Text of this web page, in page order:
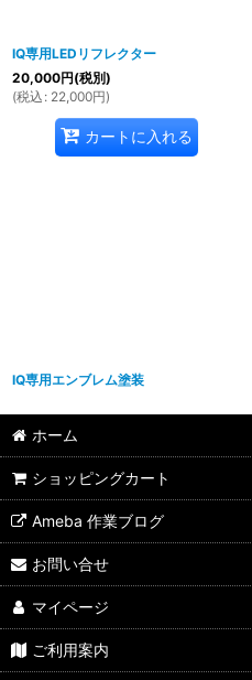
IQ専用LEDリフレクター
20,000円(税別)
(税込 : 22,000円)
カートに入れる
IQ専用エンブレム塗装
ホーム
ショッピングカート
Ameba 作業ブログ
お問い合せ
マイページ
ご利用案内